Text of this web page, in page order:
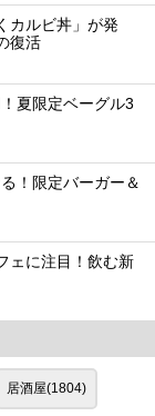
カルビ丼」が発
復活
夏限定ベーグル3
！限定バーガー＆
ェに注目！飲む新
居酒屋(1804)